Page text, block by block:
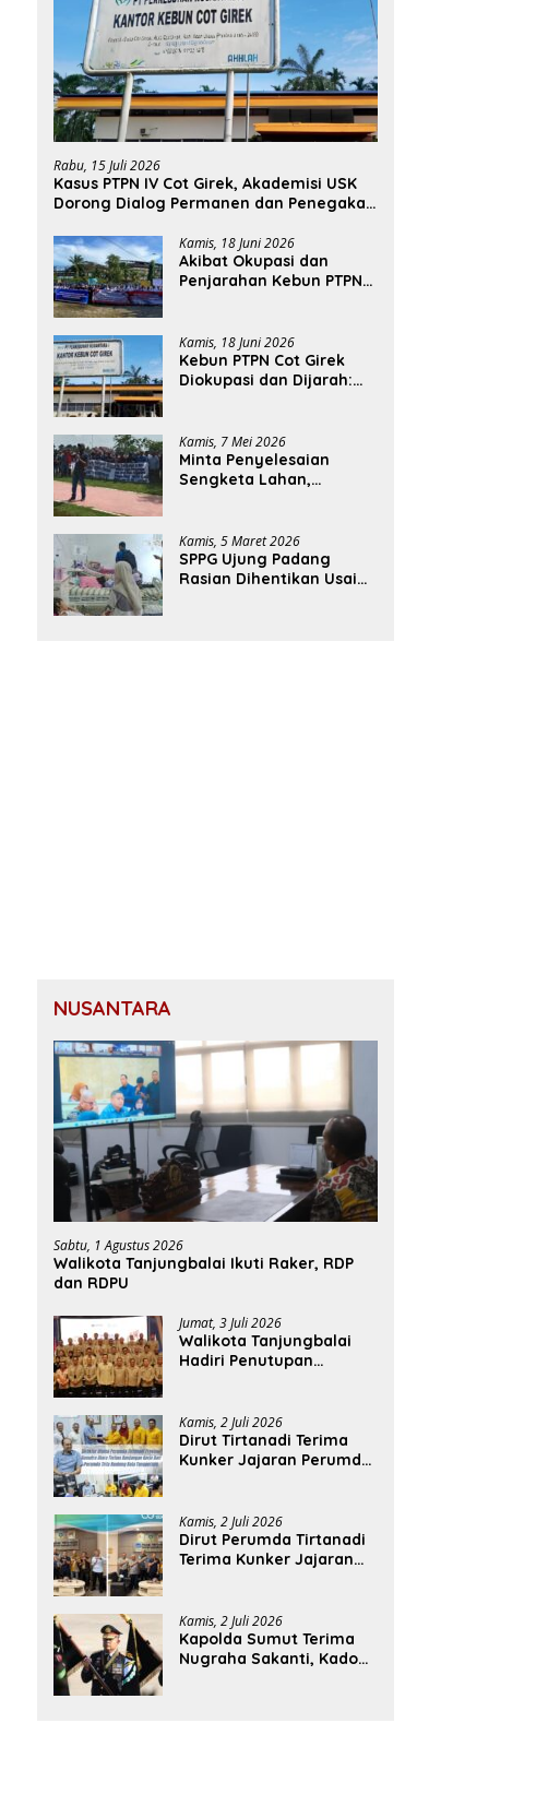
Rabu, 15 Juli 2026
Kasus PTPN IV Cot Girek, Akademisi USK
Dorong Dialog Permanen dan Penegakan
Kamis, 18 Juni 2026
Akibat Okupasi dan
Penjarahan Kebun PTPN
Terdampak
Kamis, 18 Juni 2026
Kebun PTPN Cot Girek
Diokupasi dan Dijarah:
Rupiah
Kamis, 7 Mei 2026
Minta Penyelesaian
Sengketa Lahan,
Aceh Utara
Kamis, 5 Maret 2026
SPPG Ujung Padang
Rasian Dihentikan Usai
NUSANTARA
Sabtu, 1 Agustus 2026
Walikota Tanjungbalai Ikuti Raker, RDP
dan RDPU
Jumat, 3 Juli 2026
Walikota Tanjungbalai
Hadiri Penutupan
Kamis, 2 Juli 2026
Dirut Tirtanadi Terima
Kunker Jajaran Perumda
Kamis, 2 Juli 2026
Dirut Perumda Tirtanadi
Terima Kunker Jajaran
Kamis, 2 Juli 2026
Kapolda Sumut Terima
Nugraha Sakanti, Kado